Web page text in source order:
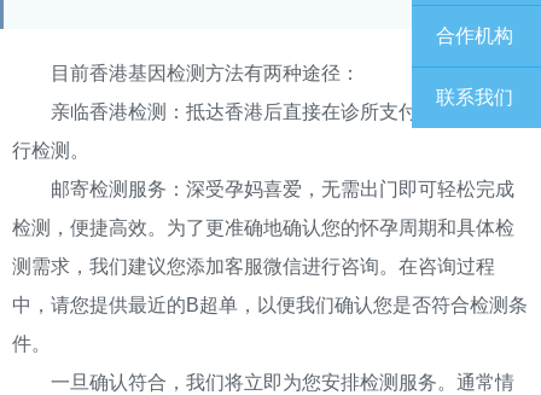
合作机构
联系我们
目前香港基因检测方法有两种途径：
亲临香港检测：抵达香港后直接在诊所支付费用即可进
行检测。
邮寄检测服务：深受孕妈喜爱，无需出门即可轻松完成
检测，便捷高效。为了更准确地确认您的怀孕周期和具体检
测需求，我们建议您添加客服微信进行咨询。在咨询过程
中，请您提供最近的B超单，以便我们确认您是否符合检测条
件。
一旦确认符合，我们将立即为您安排检测服务。通常情